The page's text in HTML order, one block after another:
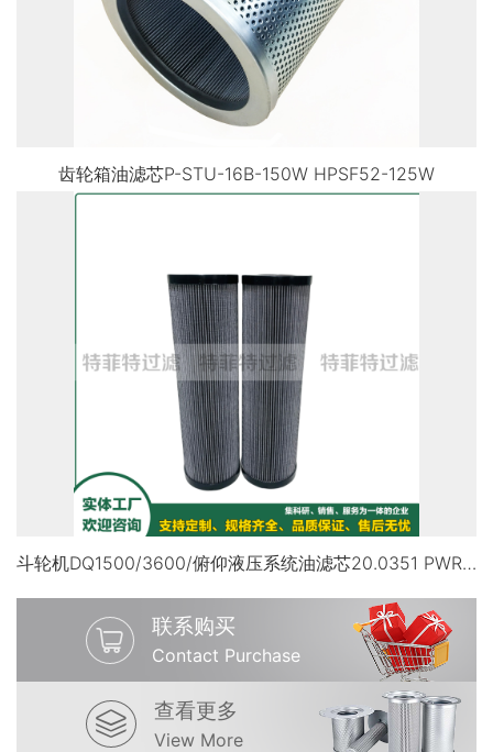
齿轮箱油滤芯P-STU-16B-150W HPSF52-125W
斗轮机DQ1500/3600/俯仰液压系统油滤芯20.0351 PWR6-E00-6-M R92805402
联系购买
Contact Purchase
查看更多
View More